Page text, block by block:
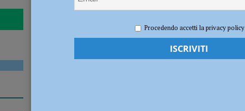
e asili nido, Tagliaferri (FdI): “Verificare subito la situazione nella provincia di Piacenza”
Procedendo accetti la privacy policy